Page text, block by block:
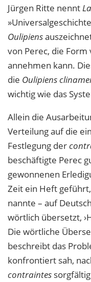
Jürgen Ritte nennt
Oulipiens
von Perec, die
annehmen kann.
die Oulipiens
wichtig wie das
Allein die
Verteilung auf die
Festlegung der
beschäftigte Perec
gewonnenen
Zeit ein Heft
nannte – auf
wörtlich übersetzt,
Die wörtliche
beschreibt das
konfrontiert sah,
contraintes